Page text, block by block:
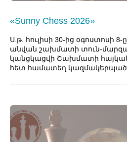
«Sunny Chess 2026»
Ս.թ. հուլիսի 30-ից օգոստոսի
անվան շախմատի տուն-
կանցկացվի Շախմատի
հետ համատեղ կազմակերպած